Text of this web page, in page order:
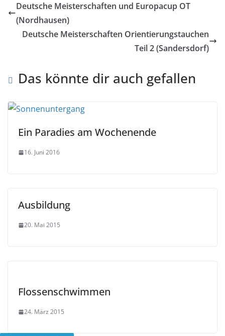
Deutsche Meisterschaften und Europacup OT
(Nordhausen)
Deutsche Meisterschaften Orientierungstauchen
Teil 2 (Sandersdorf)
Das könnte dir auch gefallen
Ein Paradies am Wochenende
16. Juni 2016
Ausbildung
20. Mai 2015
Flossenschwimmen
24. März 2015